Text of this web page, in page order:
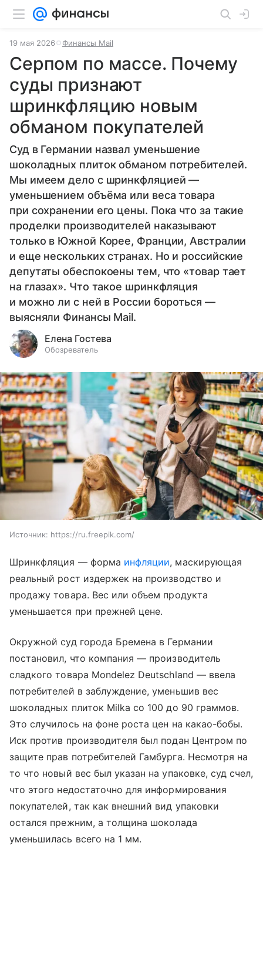
19 мая 2026 Финансы Mail
Серпом по массе. Почему
суды признают
шринкфляцию новым
обманом покупателей
Суд в Германии назвал уменьшение
шоколадных плиток обманом потребителей.
Мы имеем дело с шринкфляцией —
уменьшением объёма или веса товара
при сохранении его цены. Пока что за такие
проделки производителей наказывают
только в Южной Корее, Франции, Австралии
и еще нескольких странах. Но и российские
депутаты обеспокоены тем, что «товар тает
на глазах». Что такое шринкфляция
и можно ли с ней в России бороться —
выясняли Финансы Mail.
Елена Гостева
Обозреватель
Источник: https://ru.freepik.com/
Шринкфляция — форма инфляции, маскирующая
реальный рост издержек на производство и
продажу товара. Вес или объем продукта
уменьшается при прежней цене.
Окружной суд города Бремена в Германии
постановил, что компания — производитель
сладкого товара Mondelez Deutschland — ввела
потребителей в заблуждение, уменьшив вес
шоколадных плиток Milka со 100 до 90 граммов.
Это случилось на фоне роста цен на какао-бобы.
Иск против производителя был подан Центром по
защите прав потребителей Гамбурга. Несмотря на
то что новый вес был указан на упаковке, суд счел,
что этого недостаточно для информирования
покупателей, так как внешний вид упаковки
остался прежним, а толщина шоколада
уменьшилась всего на 1 мм.